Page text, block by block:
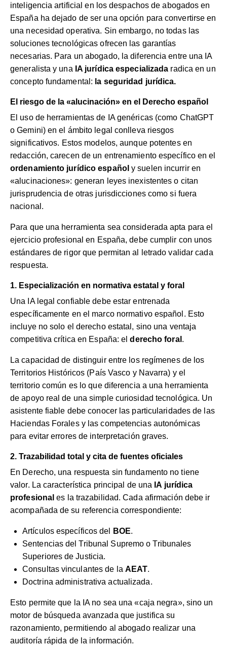
inteligencia artificial en los despachos de abogados en
España ha dejado de ser una opción para convertirse en
una necesidad operativa. Sin embargo, no todas las
soluciones tecnológicas ofrecen las garantías
necesarias. Para un abogado, la diferencia entre una IA
generalista y una IA jurídica especializada radica en un
concepto fundamental: la seguridad jurídica.
El riesgo de la «alucinación» en el Derecho español
El uso de herramientas de IA genéricas (como ChatGPT
o Gemini) en el ámbito legal conlleva riesgos
significativos. Estos modelos, aunque potentes en
redacción, carecen de un entrenamiento específico en el
ordenamiento jurídico español y suelen incurrir en
«alucinaciones»: generan leyes inexistentes o citan
jurisprudencia de otras jurisdicciones como si fuera
nacional.
Para que una herramienta sea considerada apta para el
ejercicio profesional en España, debe cumplir con unos
estándares de rigor que permitan al letrado validar cada
respuesta.
1. Especialización en normativa estatal y foral
Una IA legal confiable debe estar entrenada
específicamente en el marco normativo español. Esto
incluye no solo el derecho estatal, sino una ventaja
competitiva crítica en España: elderecho foral .
La capacidad de distinguir entre los regímenes de los
Territorios Históricos (País Vasco y Navarra) y el
territorio común es lo que diferencia a una herramienta
de apoyo real de una simple curiosidad tecnológica. Un
asistente fiable debe conocer las particularidades de las
Haciendas Forales y las competencias autonómicas
para evitar errores de interpretación graves.
2. Trazabilidad total y cita de fuentes oficiales
En Derecho, una respuesta sin fundamento no tiene
valor. La característica principal de una IA jurídica
profesional es la trazabilidad. Cada afirmación debe ir
acompañada de su referencia correspondiente:
Artículos específicos del BOE.
Sentencias del Tribunal Supremo o Tribunales
Superiores de Justicia.
Consultas vinculantes de la AEAT.
Doctrina administrativa actualizada.
Esto permite que la IA no sea una «caja negra», sino un
motor de búsqueda avanzada que justifica su
razonamiento, permitiendo al abogado realizar una
auditoría rápida de la información.